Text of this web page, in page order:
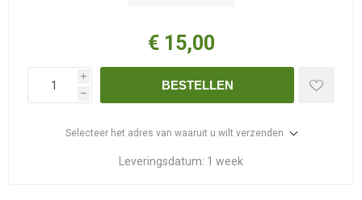
€ 15,00
i
h
BESTELLEN
Selecteer het adres van waaruit u wilt verzenden
Leveringsdatum: 1 week